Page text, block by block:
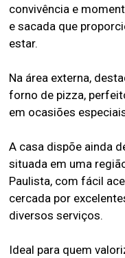
convivência e
e sacada que
estar.
Na área externa,
forno de pizza,
em ocasiões
A casa dispõe ainda
situada em uma
Paulista, com fácil
cercada por
diversos serviços.
Ideal para quem